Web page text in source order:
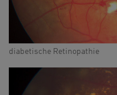
diabetische Retinopathie